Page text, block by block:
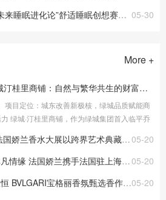
05-30
眠进化论”舒适睡眠创想赛启动！
More +
绿城汀桂里商铺：自然与繁华共生的财富新地标
项目定位：城东改善新极核，绿城品质赋能商
绿城·汀桂里商铺，作为绿城集团首入临平乔
间沿街旺铺，打造“居住+商业+生态”共生的
活新...
05-20
兰香水大展以跨界艺术典藏嗅觉奢华
05-20
娇兰携手法国驻上海总领事馆展开“非凡对话”
05-20
宝格丽香氛甄选香作致礼520